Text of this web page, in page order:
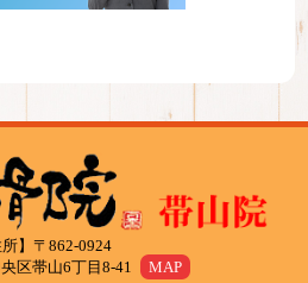
所】〒862-0924
区帯山6丁目8-41
MAP